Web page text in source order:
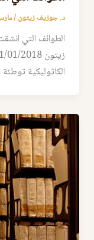
د. جوزيف زيتون/مارس
الطوائف التي
الكاثوليكية